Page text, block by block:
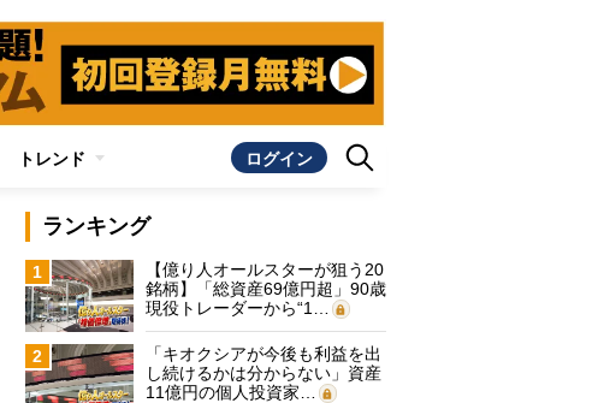
トレンド ログイン
ランキング
1
【億り人オールスターが狙う20
銘柄】「総資産69億円超」90歳
現役トレーダーから“1…
2
「キオクシアが今後も利益を出
し続けるかは分からない」資産
11億円の個人投資家…